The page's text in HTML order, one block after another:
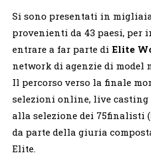
Si sono presentati in
provenienti da 43 paesi, per
entrare a far parte di Elite
network di agenzie di model
Il percorso verso la finale
selezioni online, live
alla selezione dei 75finalisti
da parte della giuria
Elite.